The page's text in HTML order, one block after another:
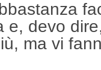
e, devo
ma vi